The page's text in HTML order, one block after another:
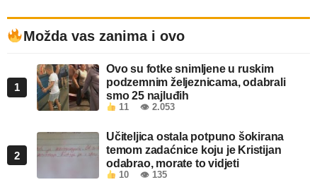
Možda vas zanima i ovo
1
Ovo su fotke snimljene u ruskim
podzemnim željeznicama, odabrali
smo 25 najluđih
11 👁 2.053
2
Učiteljica ostala potpuno šokirana
temom zadaćnice koju je Kristijan
odabrao, morate to vidjeti
10 👁 135